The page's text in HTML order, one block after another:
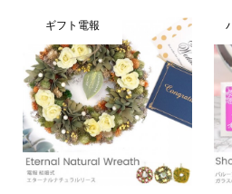
ギフト電報